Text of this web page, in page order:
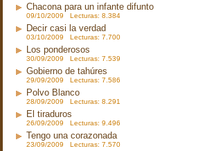
Chacona para un infante difunto
09/10/2009 Lecturas: 8.384
Decir casi la verdad
03/10/2009 Lecturas: 7.700
Los ponderosos
30/09/2009 Lecturas: 7.539
Gobierno de tahúres
29/09/2009 Lecturas: 7.586
Polvo Blanco
28/09/2009 Lecturas: 8.291
El tiraduros
26/09/2009 Lecturas: 9.496
Tengo una corazonada
23/09/2009 Lecturas: 7.570